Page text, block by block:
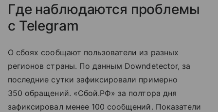
Где наблюдаются проблемы
с Telegram
О сбоях сообщают пользователи из разных
регионов страны. По данным Downdetector, за
последние сутки зафиксировали примерно
350 обращений. «Сбой.РФ» за полтора дня
зафиксировал менее 100 сообщений. Показатели